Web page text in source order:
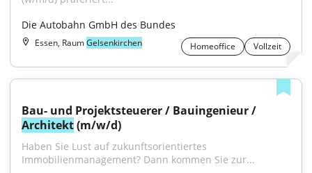
Die Autobahn GmbH des Bundes
Essen, RaumGelsenkirchen Homeoffice Vollzeit
Architekt (m/w/d)
Haben Sie Lust auf zukunftsorientiertes
Immobilienmanagement? Dann kommen Sie zur...